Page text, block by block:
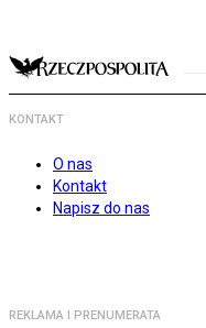
KONTAKT
O nas
Kontakt
Napisz do nas
REKLAMA I PRENUMERATA